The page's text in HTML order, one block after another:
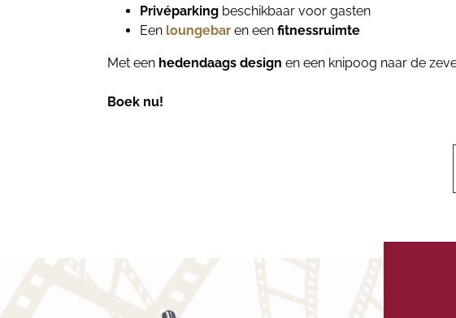
Privéparking beschikbaar voor gasten
Een loungebar en een fitnessruimte
Met een hedendaags design en een knipoog naar de
Boek nu!